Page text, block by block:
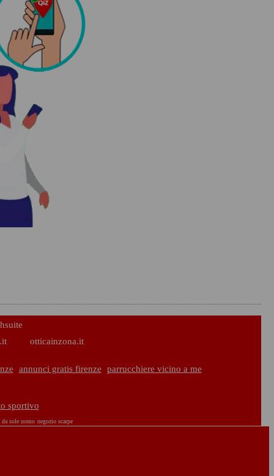
otticainzona.it
annunci gratis firenze
parrucchiere vicino a me
sportivo
da sole uomo negozio scarpe